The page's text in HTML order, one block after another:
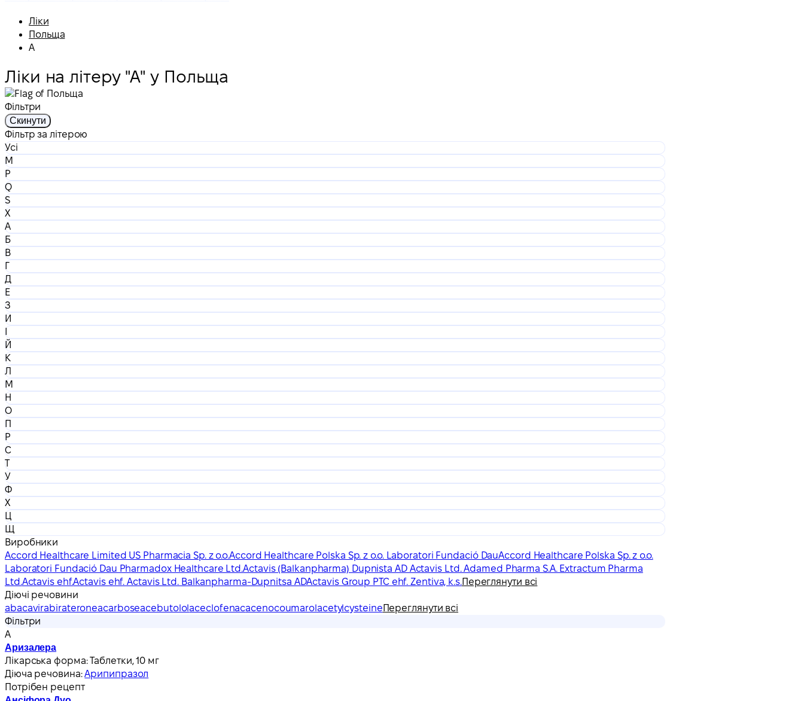
Ліки
Польща
А
Ліки на літеру "А" у Польща
Фільтри
Скинути
Фільтр за літерою
Усі
M
P
Q
S
X
А
Б
В
Г
Д
Е
З
И
І
Й
К
Л
М
Н
О
П
Р
С
Т
У
Ф
Х
Ц
Щ
Виробники
Accord Healthcare Limited US Pharmacia Sp. z o.o.Accord Healthcare Polska Sp. z o.o. Laboratori Fundació DauAccord Healthcare Polska Sp. z o.o.
Laboratori Fundació Dau Pharmadox Healthcare Ltd.Actavis (Balkanpharma) Dupnista AD Actavis Ltd. Adamed Pharma S.A. Extractum Pharma
Ltd.Actavis ehf.Actavis ehf. Actavis Ltd. Balkanpharma-Dupnitsa ADActavis Group PTC ehf. Zentiva, k.s.Переглянути всі
Діючі речовини
abacavirabirateroneacarboseacebutololaceclofenacacenocoumarolacetylcysteineПереглянути всі
Фільтри
А
Аризалера
Лікарська форма:Таблетки, 10 мг
Діюча речовина:Арипипразол
Потрібен рецепт